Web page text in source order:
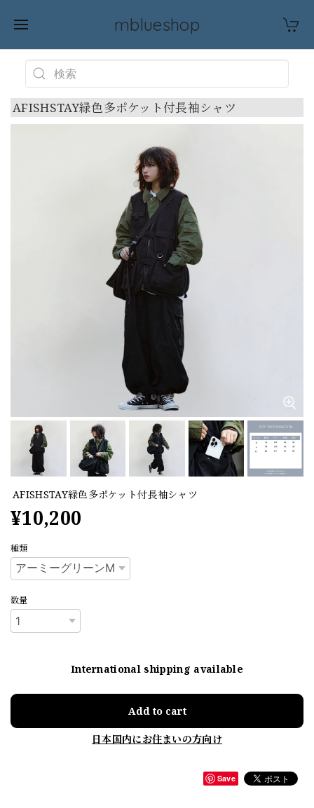
mblueshop
AFISHSTAY緑色多ポケット付長袖シャツ
AFISHSTAY緑色多ポケット付長袖シャツ
¥10,200
種類
数量
International shipping available
Add to cart
日本国内にお住まいの方向け
Save